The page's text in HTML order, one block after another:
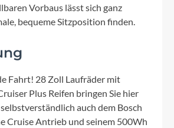
Vorbaus lässt sich ganz
bequeme Sitzposition finden.
Fahrt! 28 Zoll Laufräder mit
Plus Reifen bringen Sie hier
auch dem Bosch
Cruise Antrieb und seinem 500Wh